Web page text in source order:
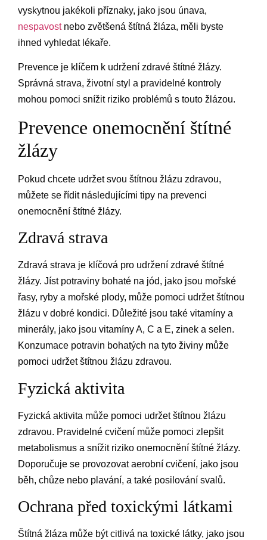
vyskytnou jakékoli příznaky, jako jsou únava,
nespavostnebo zvětšená štítná žláza, měli byste
ihned vyhledat lékaře.
Prevence je klíčem k udržení zdravé štítné žlázy.
Správná strava, životní styl a pravidelné kontroly
mohou pomoci snížit riziko problémů s touto žlázou.
Prevence onemocnění štítné
žlázy
Pokud chcete udržet svou štítnou žlázu zdravou,
můžete se řídit následujícími tipy na prevenci
onemocnění štítné žlázy.
Zdravá strava
Zdravá strava je klíčová pro udržení zdravé štítné
žlázy. Jíst potraviny bohaté na jód, jako jsou mořské
řasy, ryby a mořské plody, může pomoci udržet štítnou
žlázu v dobré kondici. Důležité jsou také vitamíny a
minerály, jako jsou vitamíny A, C a E, zinek a selen.
Konzumace potravin bohatých na tyto živiny může
pomoci udržet štítnou žlázu zdravou.
Fyzická aktivita
Fyzická aktivita může pomoci udržet štítnou žlázu
zdravou. Pravidelné cvičení může pomoci zlepšit
metabolismus a snížit riziko onemocnění štítné žlázy.
Doporučuje se provozovat aerobní cvičení, jako jsou
běh, chůze nebo plavání, a také posilování svalů.
Ochrana před toxickými látkami
Štítná žláza může být citlivá na toxické látky, jako jsou